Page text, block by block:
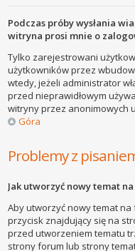
Podczas próby wysłania
witryna prosi mnie o
Tylko zarejestrowani
użytkowników przez
wtedy, jeżeli administrator
przed nieprawidłowym
witryny przez anonimowych
Góra
Problemy z
Jak utworzyć nowy temat
Aby utworzyć nowy temat
przycisk znajdujący się na
przed utworzeniem tematu
strony forum lub strony